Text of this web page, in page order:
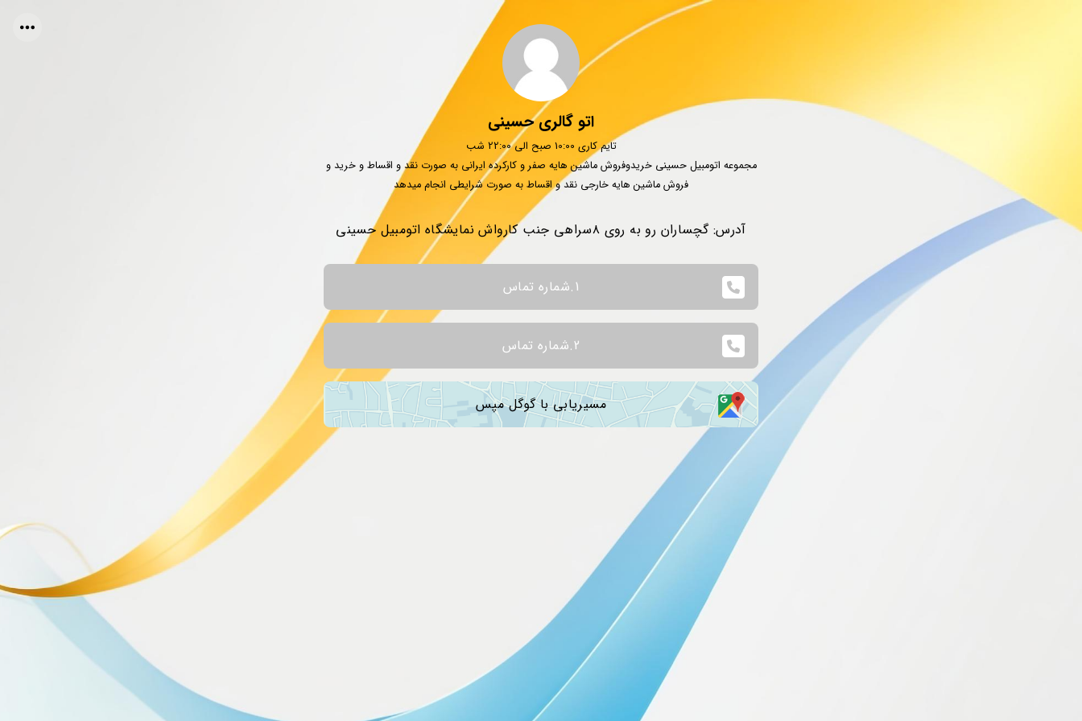
اتو گالری حسینی
تایم کاری 10:00 صبح الی 22:00 شب
مجموعه اتومبیل حسینی خرید‌و‌فروش ماشین هایه صفر و کارکرده ایرانی به صورت نقد و اقساط و خرید و
فروش ماشین هایه خارجی نقد و اقساط به صورت شرایطی انجام میدهد
آدرس: گچساران رو به روی ۸سراهی جنب کارواش نمایشگاه اتومبیل حسینی
1.شماره تماس
2.شماره تماس
مسیریابی با گوگل مپس